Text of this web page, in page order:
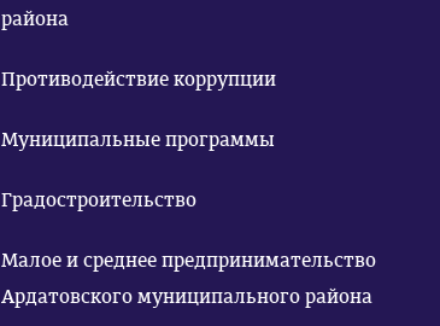
района
Противодействие коррупции
Муниципальные программы
Градостроительство
Малое и среднее предпринимательство
Ардатовского муниципального района